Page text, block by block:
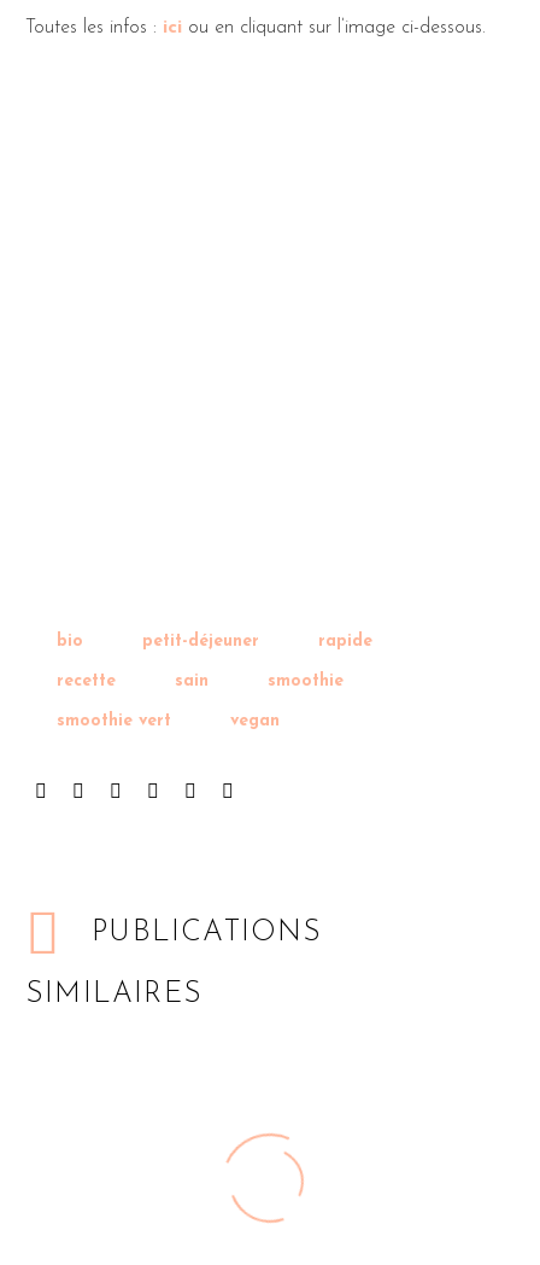
Toutes les infos : ici ou en cliquant sur l’image ci-dessous.
bio petit-déjeuner rapide
recette sain smoothie
smoothie vert vegan
PUBLICATIONS
SIMILAIRES